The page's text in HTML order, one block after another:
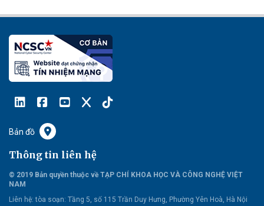
Bản đồ
Thông tin liên hệ
© 2019 Bản quyền thuộc về TẠP CHÍ KHOA HỌC VÀ CÔNG NGHỆ VIỆT
NAM
Liên hệ: tòa soạn: Tầng 5, số 115 Trần Duy Hưng, Phường Yên Hoà, Hà Nội